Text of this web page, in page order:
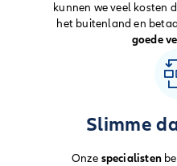
kunnen we veel kosten
het buitenland en
goede
Slimme
Onze specialisten